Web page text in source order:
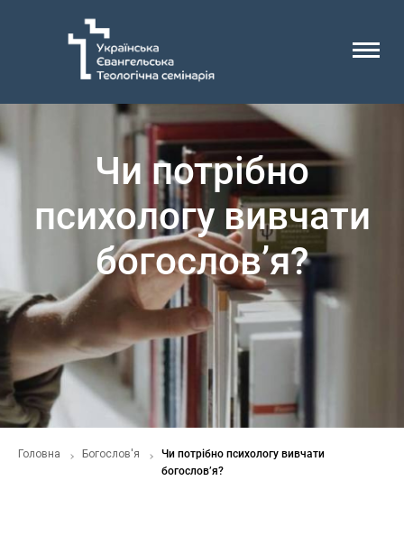
Чи потрібно
психологу вивчати
богослов’я?
Головна Богослов'я
Чи потрібно психологу вивчати
богослов’я?